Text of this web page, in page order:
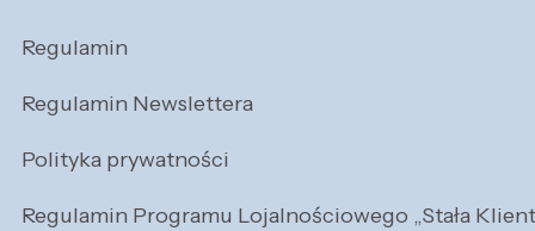
Regulamin
Regulamin Newslettera
Polityka prywatności
Regulamin Programu Lojalnościowego „Stała